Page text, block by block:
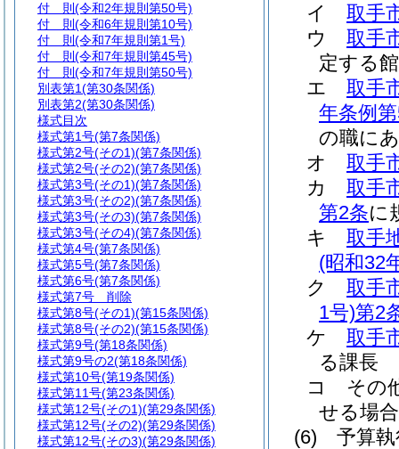
イ
取手
ウ
取手
定する
エ
取手
年条例
の職に
オ
取手
カ
取手
第2条に
キ
取手
(昭和32
ク
取手
1号)第2
ケ
取手
る課長
コ
その
せる場
(6)
予算
付 則 (令和2年規則第50号)
付 則 (令和6年規則第10号)
付 則 (令和7年規則第1号)
付 則 (令和7年規則第45号)
付 則 (令和7年規則第50号)
別表第1(第30条関係)
別表第2(第30条関係)
様式目次
様式第1号(第7条関係)
様式第2号(その1)(第7条関係)
様式第2号(その2)(第7条関係)
様式第3号(その1)(第7条関係)
様式第3号(その2)(第7条関係)
様式第3号(その3)(第7条関係)
様式第3号(その4)(第7条関係)
様式第4号(第7条関係)
様式第5号(第7条関係)
様式第6号(第7条関係)
様式第7号 削除
様式第8号(その1)(第15条関係)
様式第8号(その2)(第15条関係)
様式第9号(第18条関係)
様式第9号の2(第18条関係)
様式第10号(第19条関係)
様式第11号(第23条関係)
様式第12号(その1)(第29条関係)
様式第12号(その2)(第29条関係)
様式第12号(その3)(第29条関係)